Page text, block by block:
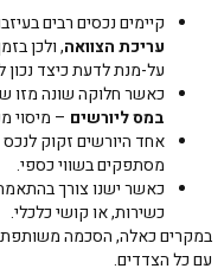
קיימים נכסים רבים בעיזבון
עריכת הצוואה, ולכן
על-מנת לדעת כיצד נכון
כאשר חלוקה שונה מזו
במס ליורשים– מיסוי
אחד היורשים זקוק לנכס
מסתפקים בשווי כספי.
כאשר ישנו צורך בהתאמה
כשירות, או קושי כלכלי.
במקרים כאלה, הסכמה משותפת
עם כל הצדדים.